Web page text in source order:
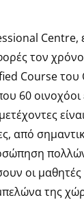
Centre,
τον
Course του
60 οινοχόοι
από
οι
της